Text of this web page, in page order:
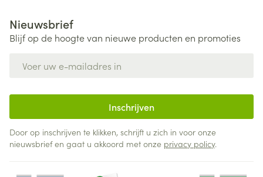
Nieuwsbrief
Blijf op de hoogte van nieuwe producten en promoties
Inschrijven
Door op inschrijven te klikken, schrijft u zich in voor onze
nieuwsbrief en gaat u akkoord met onze privacy policy.